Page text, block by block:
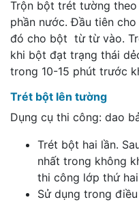
Trộn bột trét tường
phần nước. Đầu tiên
đó cho bột từ từ vào.
khi bột đạt trạng thái
trong 10-15 phút trước
Trét bột lên tường
Dụng cụ thi công: dao
Trét bột hai lần.
nhất trong không
thi công lớp thứ
Sử dụng trong